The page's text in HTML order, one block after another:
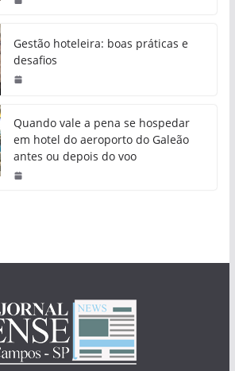
Gestão hoteleira: boas práticas e
desafios
Quando vale a pena se hospedar
em hotel do aeroporto do Galeão
antes ou depois do voo